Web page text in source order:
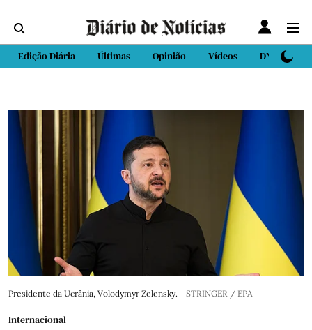
Edição Diária Últimas Opinião Vídeos DN Sport
Presidente da Ucrânia, Volodymyr Zelensky. STRINGER / EPA
Internacional